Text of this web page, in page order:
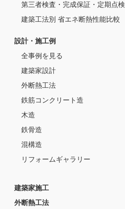
第三者検査・完成保証・定期点検
建築工法別 省エネ断熱性能比較
設計・施工例
全事例を見る
建築家設計
外断熱工法
鉄筋コンクリート造
木造
鉄骨造
混構造
リフォームギャラリー
建築家施工
外断熱工法